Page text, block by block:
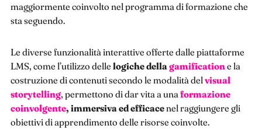
maggiormente coinvolto nel programma di formazione che
sta seguendo.
Le diverse funzionalità interattive offerte dalle piattaforme
LMS, come l’utilizzo delle logiche dellagamificatione la
costruzione di contenuti secondo le modalità delvisual
storytelling, permettono di dar vita a unaformazione
coinvolgente, immersiva ed efficacenel raggiungere gli
obiettivi di apprendimento delle risorse coinvolte.